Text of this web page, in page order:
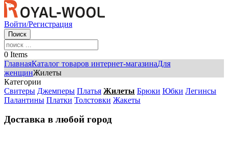
Войти/Регистрация
Поиск
0 Items
ГлавнаяКаталог товаров интернет-магазинаДля
женщинЖилеты
Категории
Свитеры Джемперы Платья Жилеты Брюки Юбки Легинсы
Палантины Платки Толстовки Жакеты
Доставка в любой город